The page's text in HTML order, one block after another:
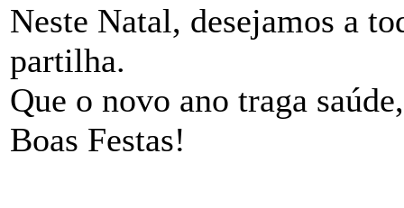
Neste Natal, desejamos a
partilha.
Que o novo ano traga
Boas Festas!